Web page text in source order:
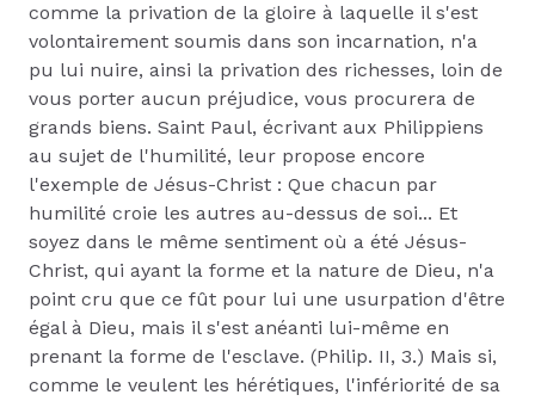
comme la privation de la gloire à laquelle il s'est
volontairement soumis dans son incarnation, n'a
pu lui nuire, ainsi la privation des richesses, loin de
vous porter aucun préjudice, vous procurera de
grands biens. Saint Paul, écrivant aux Philippiens
au sujet de l'humilité, leur propose encore
l'exemple de Jésus-Christ : Que chacun par
humilité croie les autres au-dessus de soi... Et
soyez dans le même sentiment où a été Jésus-
Christ, qui ayant la forme et la nature de Dieu, n'a
point cru que ce fût pour lui une usurpation d'être
égal à Dieu, mais il s'est anéanti lui-même en
prenant la forme de l'esclave. (Philip. II, 3.) Mais si,
comme le veulent les hérétiques, l'infériorité de sa